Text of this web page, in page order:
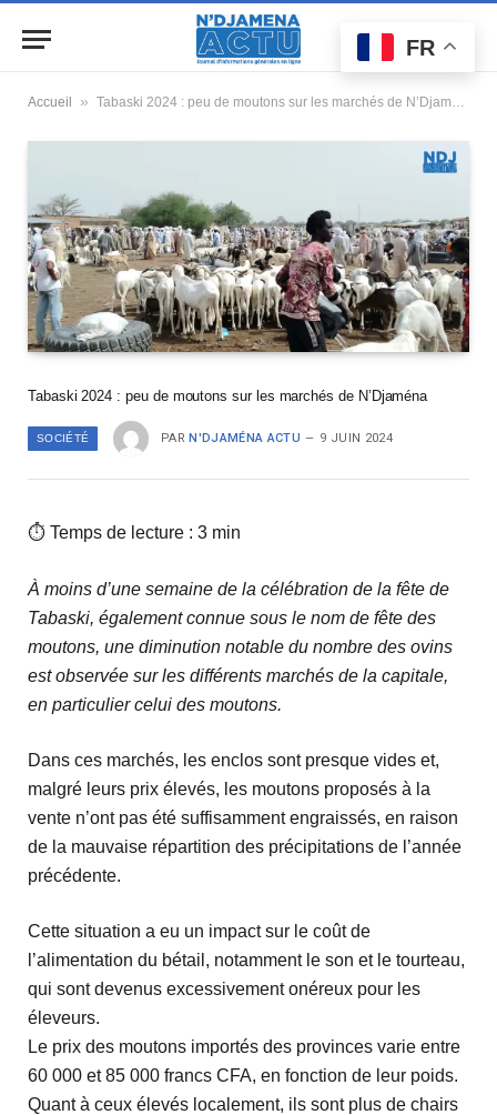
Accueil » Tabaski 2024 : peu de moutons sur les marchés de N’Djaména
Tabaski 2024 : peu de moutons sur les marchés de N’Djaména
SOCIÉTÉ PAR N'DJAMÉNA ACTU 9 JUIN 2024
⏱ Temps de lecture : 3 min
À moins d’une semaine de la célébration de la fête de
Tabaski, également connue sous le nom de fête des
moutons, une diminution notable du nombre des ovins
est observée sur les différents marchés de la capitale,
en particulier celui des moutons.
Dans ces marchés, les enclos sont presque vides et,
malgré leurs prix élevés, les moutons proposés à la
vente n’ont pas été suffisamment engraissés, en raison
de la mauvaise répartition des précipitations de l’année
précédente.
Cette situation a eu un impact sur le coût de
l’alimentation du bétail, notamment le son et le tourteau,
qui sont devenus excessivement onéreux pour les
éleveurs.
Le prix des moutons importés des provinces varie entre
60 000 et 85 000 francs CFA, en fonction de leur poids.
Quant à ceux élevés localement, ils sont plus de chairs
FR